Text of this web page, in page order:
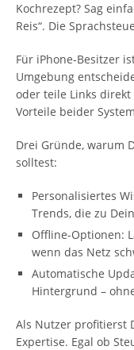
Kochrezept? Sag
Reis“. Die
Für iPhone-Besitzer
Umgebung
oder teile Links
Vorteile beider
Drei Gründe, warum
solltest:
Personalisiertes
Trends, die zu
Offline-Optionen:
wenn das Netz
Automatische
Hintergrund –
Als Nutzer profitierst
Expertise. Egal ob